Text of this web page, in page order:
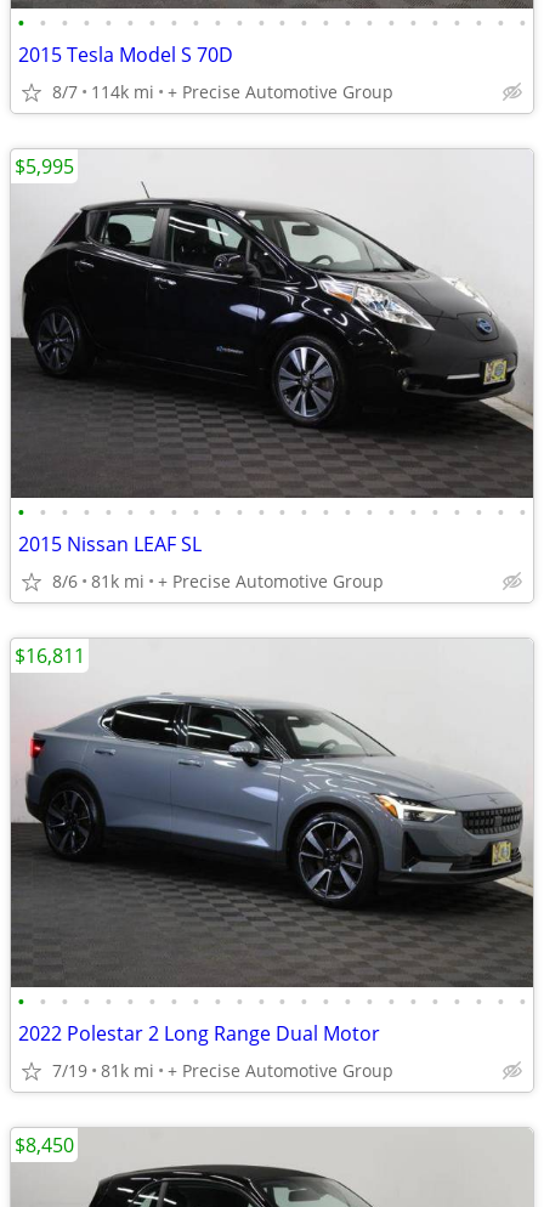
• • • • • • • • • • • • • • • • • • • • • • • •
2015 Tesla Model S 70D
8/7 114k mi + Precise Automotive Group
• • • • • • • • • • • • • • • • • • • • • • • •
2015 Nissan LEAF SL
8/6 81k mi + Precise Automotive Group
$5,995
• • • • • • • • • • • • • • • • • • • • • • • •
2022 Polestar 2 Long Range Dual Motor
7/19 81k mi + Precise Automotive Group
$16,811
$8,450